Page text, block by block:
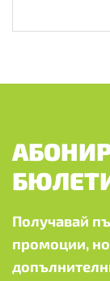
Получавай
промоции,